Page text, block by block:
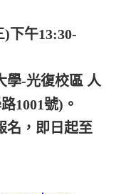
)下午13:30-
學-光復校區 人
1001號)。
名，即日起至